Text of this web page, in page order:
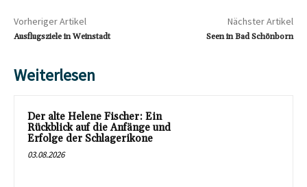
Vorheriger Artikel
Ausflugsziele in Weinstadt
Nächster Artikel
Seen in Bad Schönborn
Weiterlesen
Der alte Helene Fischer: Ein
Rückblick auf die Anfänge und
Erfolge der Schlagerikone
03.08.2026